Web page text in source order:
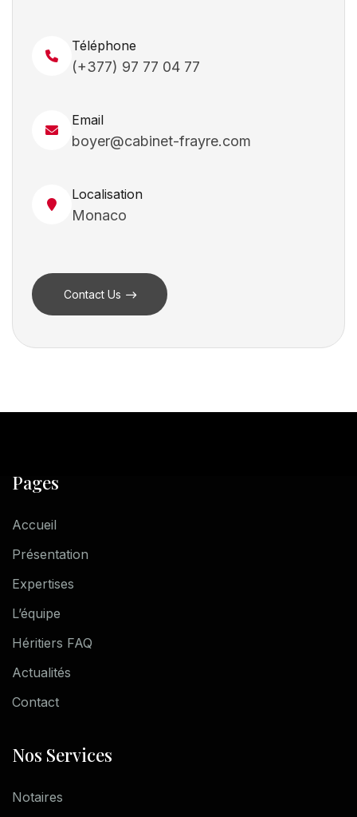
Téléphone
(+377) 97 77 04 77
Email
boyer@cabinet-frayre.com
Localisation
Monaco
Contact Us
Pages
Accueil
Présentation
Expertises
L’équipe
Héritiers FAQ
Actualités
Contact
Nos Services
Notaires